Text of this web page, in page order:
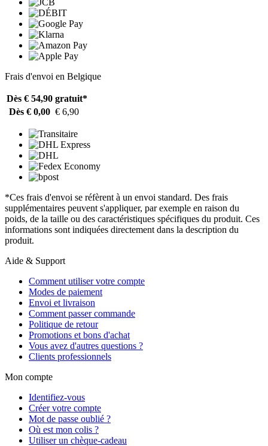
Frais d'envoi en Belgique
Dès € 54,90 gratuit*
Dès € 0,00 € 6,90
*Ces frais d'envoi se réfèrent à un envoi standard. Des frais
supplémentaires peuvent s'appliquer, par exemple en raison du
poids, de la taille ou des caractéristiques spécifiques du produit. Ces
informations sont indiquées directement dans la description du
produit.
Aide & Support
Comment utiliser votre compte
Modes de paiement
Envoi et livraison
Comment passer commande
Politique de retour
Promotions et bons d'achat
Vous avez d'autres questions ?
Clients professionnels
Mon compte
Identifiez-vous
Créer votre compte
Mot de passe oublié ?
Où est mon colis ?
Utiliser un chèque-cadeau